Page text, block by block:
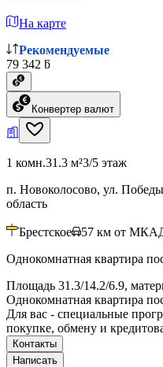
На карте
Рекомендуемые
79 342 ƃ
Конвертер валют
1 комн.31.3 м²3/5 этаж
п. Новоколосово, ул.
область
Брестское 57 км от
Однокомнатная квартира
Площадь 31.3/14.2/6.9,
Однокомнатная квартира
Для вас - специальные
покупке, обмену и
Контакты
Написать